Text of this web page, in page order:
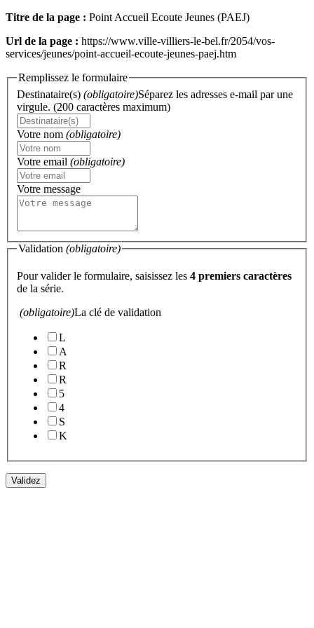
Titre de la page : Point Accueil Ecoute Jeunes (PAEJ)
Url de la page : https://www.ville-villiers-le-bel.fr/2054/vos-
services/jeunes/point-accueil-ecoute-jeunes-paej.htm
Remplissez le formulaire
Destinataire(s) (obligatoire)Séparez les adresses e-mail par une
virgule. (200 caractères maximum)
Votre nom (obligatoire)
Votre email (obligatoire)
Votre message
Validation (obligatoire)
Pour valider le formulaire, saisissez les 4 premiers caractères
de la série.
(obligatoire)La clé de validation
L
A
R
R
5
4
S
K
Validez